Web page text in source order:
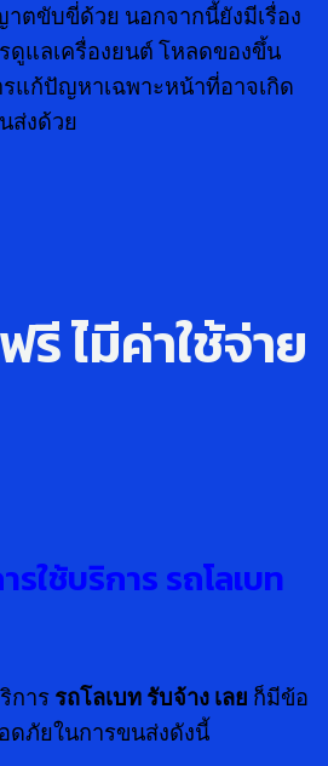
ตขับขี่ด้วย นอกจากนี้ยังมีเรื่อง
ดูแลเครื่องยนต์ โหลดของขึ้น
แก้ปัญหาเฉพาะหน้าที่อาจเกิด
ส่งด้วย
ไ่มีค่าใช้จ่าย
รใช้บริการรถโลเบท
การ รถโลเบท รับจ้าง เลย ก็มีข้อ
ดภัยในการขนส่งดังนี้